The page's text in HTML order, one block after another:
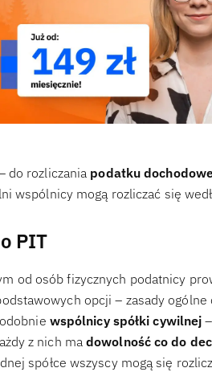
do rozliczania podatku
wspólnicy mogą rozliczać się
PIT
od osób fizycznych podatnicy
opcji – zasady
wspólnicy spółki cywilnej
z nich madowolność co do
spółce wszyscy mogą się